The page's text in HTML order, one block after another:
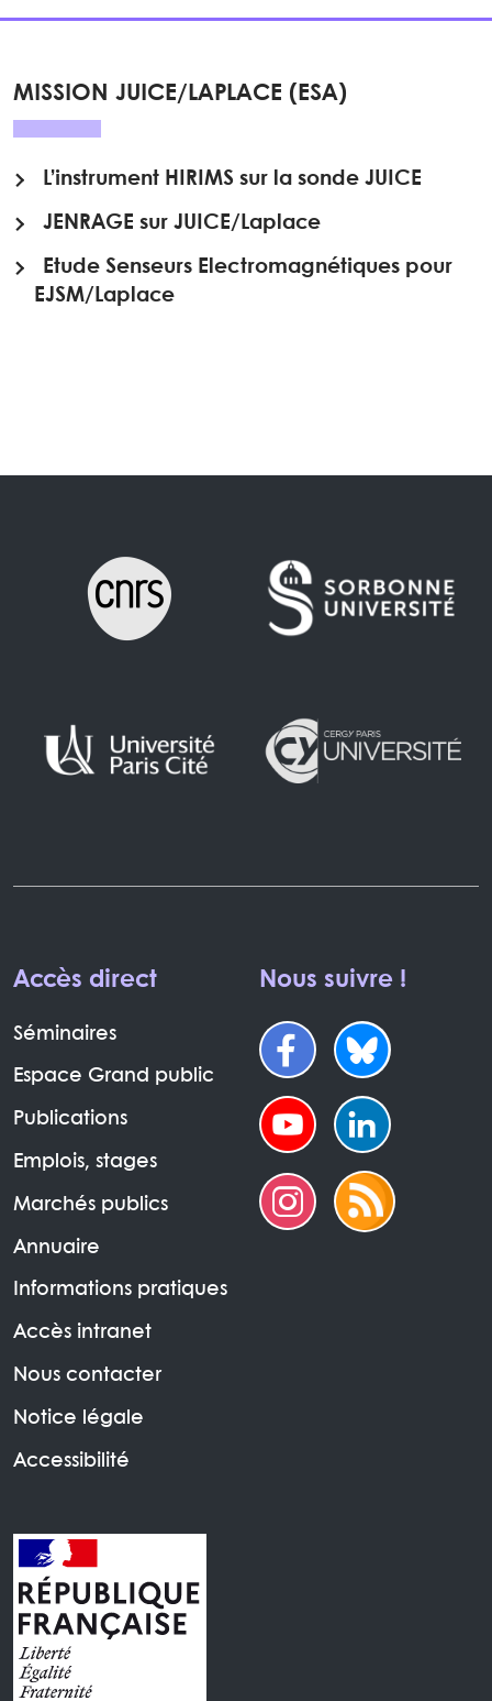
MISSION JUICE/LAPLACE (ESA)
L’instrument HIRIMS sur la sonde JUICE
JENRAGE sur JUICE/Laplace
Etude Senseurs Electromagnétiques pour
EJSM/Laplace
Accès direct
Séminaires
Espace Grand public
Publications
Emplois, stages
Marchés publics
Annuaire
Informations pratiques
Accès intranet
Nous contacter
Notice légale
Accessibilité
Nous suivre !